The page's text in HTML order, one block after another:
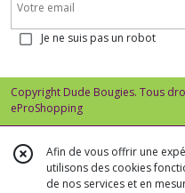
Je ne suis pas un robot
Copyright Dude Bougies. Tous
eProShopping
Afin de vous offrir une
utilisons des cookies
de nos services et en